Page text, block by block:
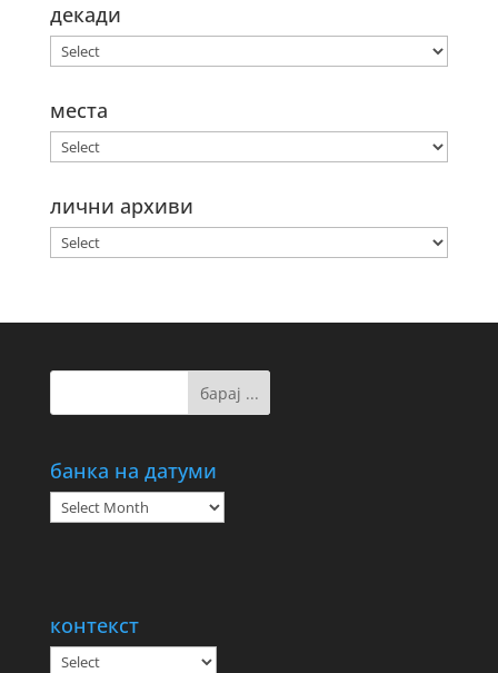
декади
места
лични архиви
банка на датуми
банка
на
контекст